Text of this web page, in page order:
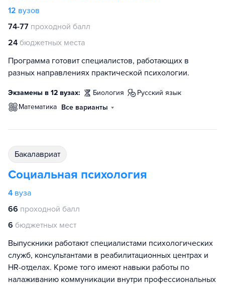
12 вузов
74-77 проходной балл
24 бюджетных места
Программа готовит специалистов, работающих в
разных направлениях практической психологии.
Экзамены в 12 вузах: биология
русский язык
математика Все варианты
бакалавриат
Социальная психология
4 вуза
66 проходной балл
6 бюджетных мест
Выпускники работают специалистами психологических
служб, консультантами в реабилитационных центрах и
HR-отделах. Кроме того имеют навыки работы по
налаживанию коммуникации внутри профессиональных